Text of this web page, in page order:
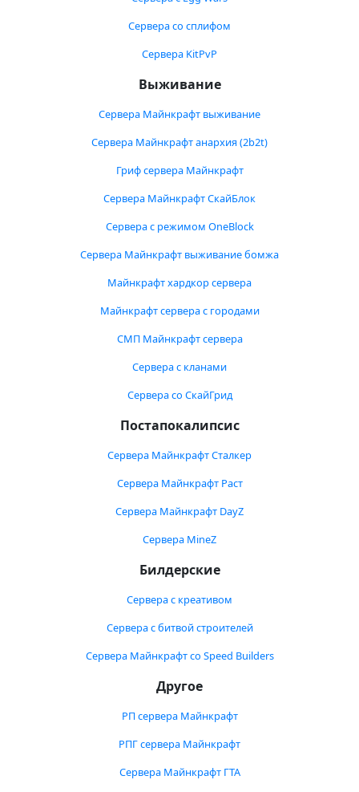
Сервера со сплифом
Сервера KitPvP
Выживание
Сервера Майнкрафт выживание
Сервера Майнкрафт анархия (2b2t)
Гриф сервера Майнкрафт
Сервера Майнкрафт СкайБлок
Сервера с режимом OneBlock
Сервера Майнкрафт выживание бомжа
Майнкрафт хардкор сервера
Майнкрафт сервера с городами
СМП Майнкрафт сервера
Сервера с кланами
Сервера со СкайГрид
Постапокалипсис
Сервера Майнкрафт Сталкер
Сервера Майнкрафт Раст
Сервера Майнкрафт DayZ
Сервера MineZ
Билдерские
Сервера с креативом
Сервера с битвой строителей
Сервера Майнкрафт со Speed Builders
Другое
РП сервера Майнкрафт
РПГ сервера Майнкрафт
Сервера Майнкрафт ГТА